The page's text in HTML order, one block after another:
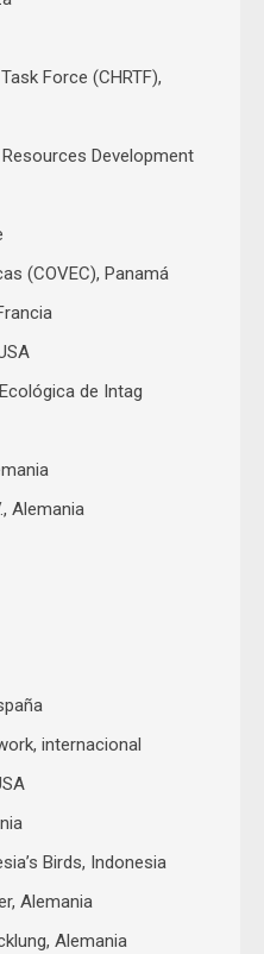
Force (CHRTF),
Development
(COVEC), Panamá
de Intag
Alemania
internacional
Birds, Indonesia
Alemania
Alemania